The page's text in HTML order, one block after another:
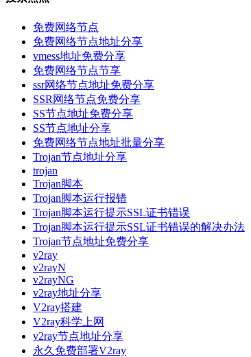
免费网络节点
免费网络节点地址分享
vmess地址免费分享
免费网络节点节享
ssr网络节点地址免费分享
SSR网络节点免费分享
SS节点地址免费分享
SS节点地址分享
免费网络节点地址批量分享
Trojan节点地址分享
trojan
Trojan脚本
Trojan脚本运行报错
Trojan脚本运行提示SSL证书错误
Trojan脚本运行提示SSL证书错误的解决办法
Trojan节点地址免费分享
v2ray
v2rayN
v2rayNG
v2ray地址分享
V2ray搭建
V2ray科学上网
v2ray节点地址分享
永久免费部署V2ray